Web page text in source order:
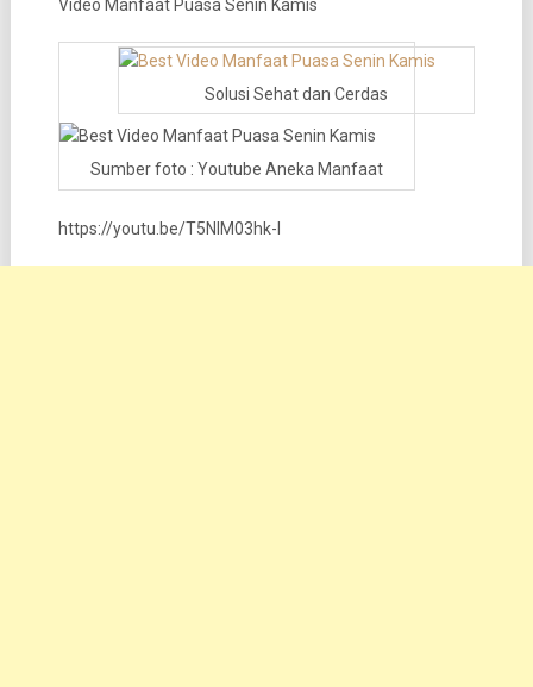
Video Manfaat Puasa Senin Kamis
Solusi Sehat dan Cerdas
Sumber foto : Youtube Aneka Manfaat
https://youtu.be/T5NlM03hk-I